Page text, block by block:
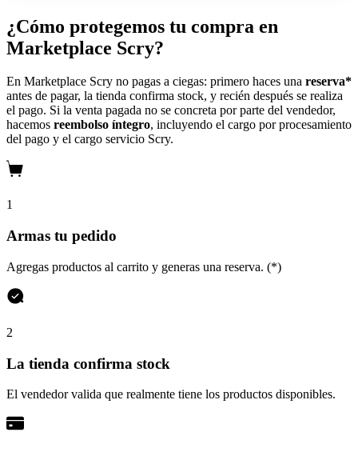
¿Cómo protegemos tu compra en
Marketplace Scry?
En Marketplace Scry no pagas a ciegas: primero haces una reserva*
antes de pagar, la tienda confirma stock, y recién después se realiza
el pago. Si la venta pagada no se concreta por parte del vendedor,
hacemos reembolso íntegro, incluyendo el cargo por procesamiento
del pago y el cargo servicio Scry.
1
Armas tu pedido
Agregas productos al carrito y generas una reserva. (*)
2
La tienda confirma stock
El vendedor valida que realmente tiene los productos disponibles.